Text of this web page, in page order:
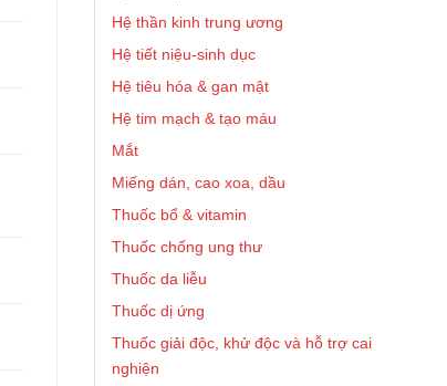
Hệ thần kinh trung ương
Hệ tiết niệu-sinh dục
Hệ tiêu hóa & gan mật
Hệ tim mạch & tạo máu
Mắt
Miếng dán, cao xoa, dầu
Thuốc bổ & vitamin
Thuốc chống ung thư
Thuốc da liễu
Thuốc dị ứng
Thuốc giải độc, khử độc và hỗ trợ cai
nghiện